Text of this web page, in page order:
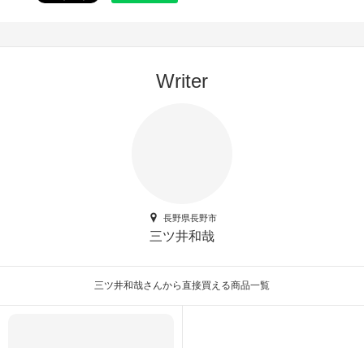
Writer
長野県長野市
三ツ井和哉
三ツ井和哉さんから直接買える商品一覧